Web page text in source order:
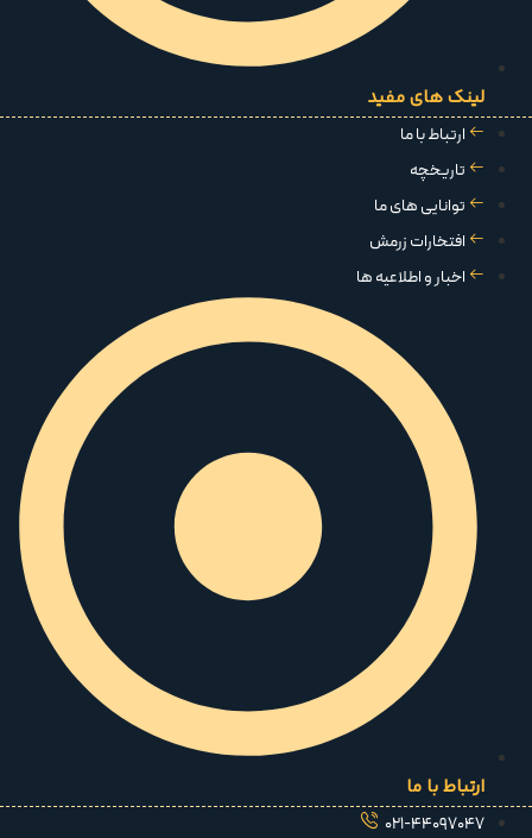
لینک های مفید
ارتباط با ما
تاریخچه
توانایی های ما
افتخارات زرمش
اخبار و اطلاعیه ها
ارتباط با ما
021-44097047